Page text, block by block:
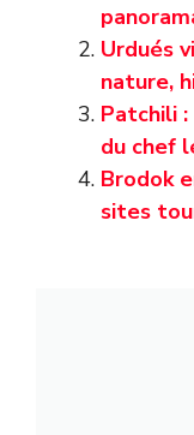
Urdués
nature,
Patchili
du chef
Brodok
sites